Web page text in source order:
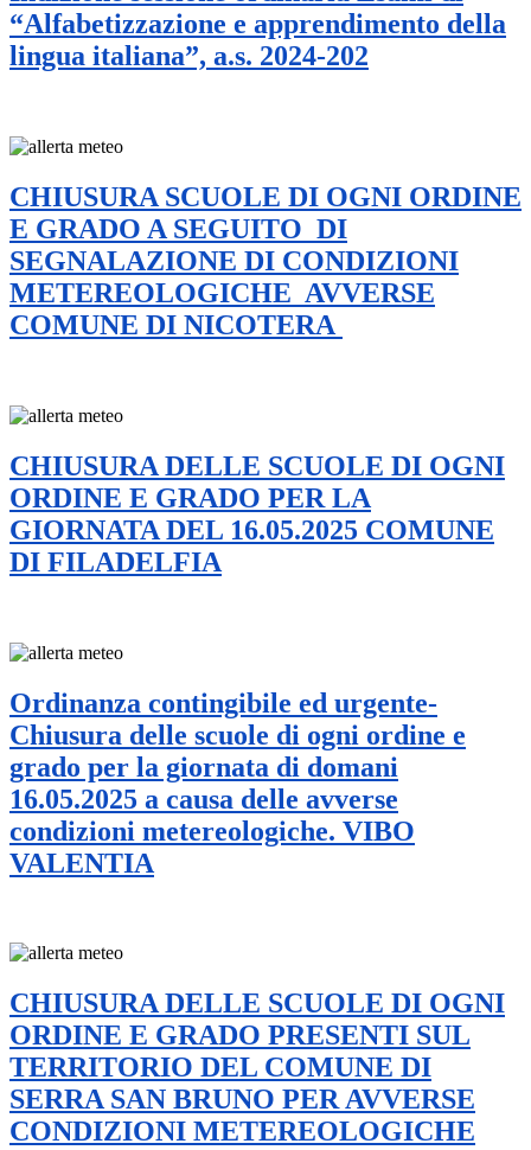
“Alfabetizzazione e apprendimento della
lingua italiana”, a.s. 2024-202
CHIUSURA SCUOLE DI OGNI ORDINE
E GRADO A SEGUITO DI
SEGNALAZIONE DI CONDIZIONI
METEREOLOGICHE AVVERSE
COMUNE DI NICOTERA
CHIUSURA DELLE SCUOLE DI OGNI
ORDINE E GRADO PER LA
GIORNATA DEL 16.05.2025 COMUNE
DI FILADELFIA
Ordinanza contingibile ed urgente-
Chiusura delle scuole di ogni ordine e
grado per la giornata di domani
16.05.2025 a causa delle avverse
condizioni metereologiche. VIBO
VALENTIA
CHIUSURA DELLE SCUOLE DI OGNI
ORDINE E GRADO PRESENTI SUL
TERRITORIO DEL COMUNE DI
SERRA SAN BRUNO PER AVVERSE
CONDIZIONI METEREOLOGICHE